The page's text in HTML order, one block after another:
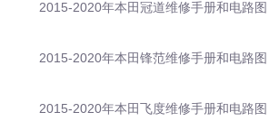
2015-2020年本田冠道维修手册和电路图
2015-2020年本田锋范维修手册和电路图
2015-2020年本田飞度维修手册和电路图